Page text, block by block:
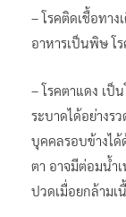
– โรคติดเชื้อทาง
อาหารเป็นพิษ โ
– โรคตาแดง เป็
ระบาดได้อย่างร
บุคคลรอบข้างได้
ตา อาจมีต่อมน้ำ
ปวดเมื่อยกล้ามเ